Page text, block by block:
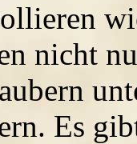
nicht
Es